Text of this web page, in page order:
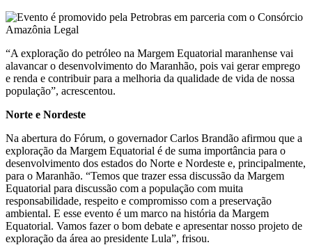
“A exploração do petróleo na Margem Equatorial maranhense vai
alavancar o desenvolvimento do Maranhão, pois vai gerar emprego
e renda e contribuir para a melhoria da qualidade de vida de nossa
população”, acrescentou.
Norte e Nordeste
Na abertura do Fórum, o governador Carlos Brandão afirmou que a
exploração da Margem Equatorial é de suma importância para o
desenvolvimento dos estados do Norte e Nordeste e, principalmente,
para o Maranhão. “Temos que trazer essa discussão da Margem
Equatorial para discussão com a população com muita
responsabilidade, respeito e compromisso com a preservação
ambiental. E esse evento é um marco na história da Margem
Equatorial. Vamos fazer o bom debate e apresentar nosso projeto de
exploração da área ao presidente Lula”, frisou.